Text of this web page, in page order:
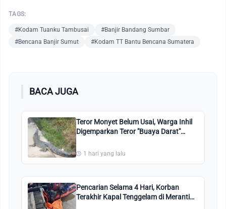
TAGS:
#Kodam Tuanku Tambusai
#Banjir Bandang Sumbar
#Bencana Banjir Sumut
#Kodam TT Bantu Bencana Sumatera
BACA JUGA
Teror Monyet Belum Usai, Warga Inhil
Digemparkan Teror "Buaya Darat"
1 hari yang lalu
Pencarian Selama 4 Hari, Korban
Terakhir Kapal Tenggelam di Meranti